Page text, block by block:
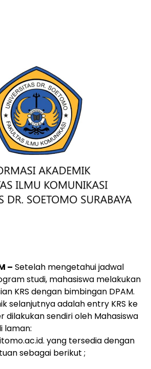
– Setelah mengetahui jadwal
studi, mahasiswa melakukan
KRS dengan bimbingan DPAM.
selanjutnya adalah entry KRS ke
dilakukan sendiri oleh Mahasiswa
laman:
yang tersedia dengan
sebagai berikut ;